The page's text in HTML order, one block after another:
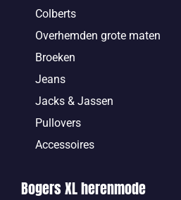
Colberts
Overhemden grote maten
Broeken
Jeans
Jacks & Jassen
Pullovers
Accessoires
Bogers XL herenmode